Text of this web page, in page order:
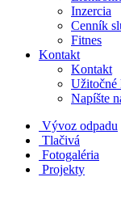
Inzercia
Cenník
Fitnes
Kontakt
Kontakt
Užitočné
Napíšte
Vývoz odpadu
Tlačivá
Fotogaléria
Projekty